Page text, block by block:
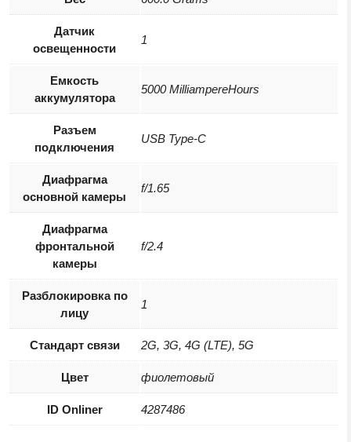
Датчик
освещенности
1
Емкость
аккумулятора
5000 MilliampereHours
Разъем
подключения
USB Type-C
Диафрагма
основной камеры
f/1.65
Диафрагма
фронтальной
камеры
f/2.4
Разблокировка по
лицу
1
Стандарт связи 2G, 3G, 4G (LTE), 5G
Цвет фиолетовый
ID Onliner 4287486